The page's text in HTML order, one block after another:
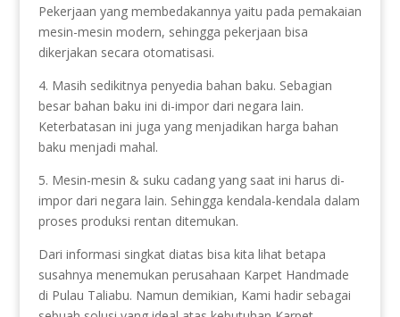
Pekerjaan yang membedakannya yaitu pada pemakaian
mesin-mesin modern, sehingga pekerjaan bisa
dikerjakan secara otomatisasi.
4. Masih sedikitnya penyedia bahan baku. Sebagian
besar bahan baku ini di-impor dari negara lain.
Keterbatasan ini juga yang menjadikan harga bahan
baku menjadi mahal.
5. Mesin-mesin & suku cadang yang saat ini harus di-
impor dari negara lain. Sehingga kendala-kendala dalam
proses produksi rentan ditemukan.
Dari informasi singkat diatas bisa kita lihat betapa
susahnya menemukan perusahaan Karpet Handmade
di Pulau Taliabu. Namun demikian, Kami hadir sebagai